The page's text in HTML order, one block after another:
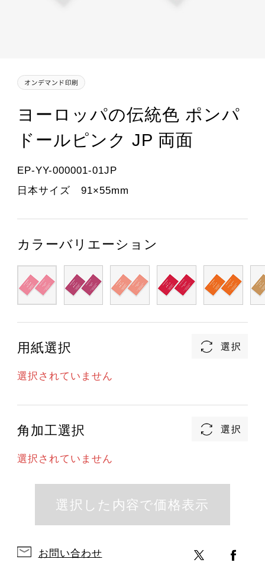
ヨーロッパの伝統色 ポンパ
ドールピンク JP 両面
EP-YY-000001-01JP
日本サイズ 91×55mm
カラーバリエーション
用紙選択
選択されていません
角加工選択
選択されていません
お問い合わせ